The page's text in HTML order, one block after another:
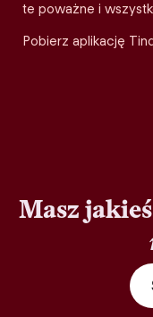
te poważne i
Pobierz aplikację
Masz